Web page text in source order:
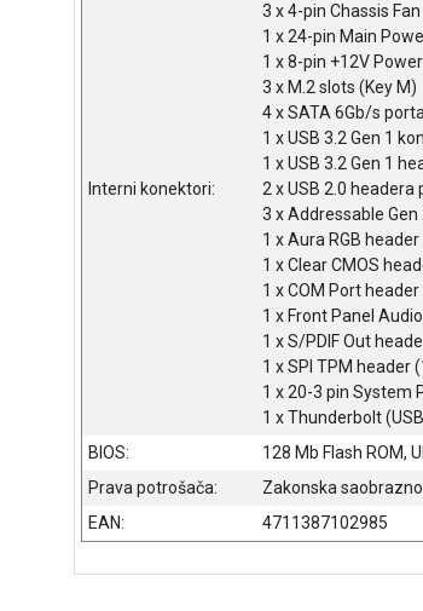
Interni konektori:
3 x 4-pin Chassis
1 x 24-pin Main
1 x 8-pin +12V
3 x M.2 slots (Key M)
4 x SATA 6Gb/s porta
1 x USB 3.2 Gen 1
1 x USB 3.2 Gen 1
2 x USB 2.0
3 x Addressable Gen
1 x Aura RGB header
1 x Clear CMOS
1 x COM Port header
1 x Front Panel
1 x S/PDIF Out
1 x SPI TPM header
1 x 20-3 pin System
1 x Thunderbolt
BIOS:
128 Mb Flash ROM,
Prava potrošača:
Zakonska
EAN:
4711387102985